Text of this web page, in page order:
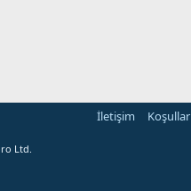
İletişim Koşullar
Ltd.